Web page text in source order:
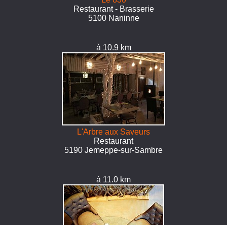
Restaurant - Brasserie
5100 Naninne
à 10.9 km
L'Arbre aux Saveurs
Restaurant
5190 Jemeppe-sur-Sambre
à 11.0 km